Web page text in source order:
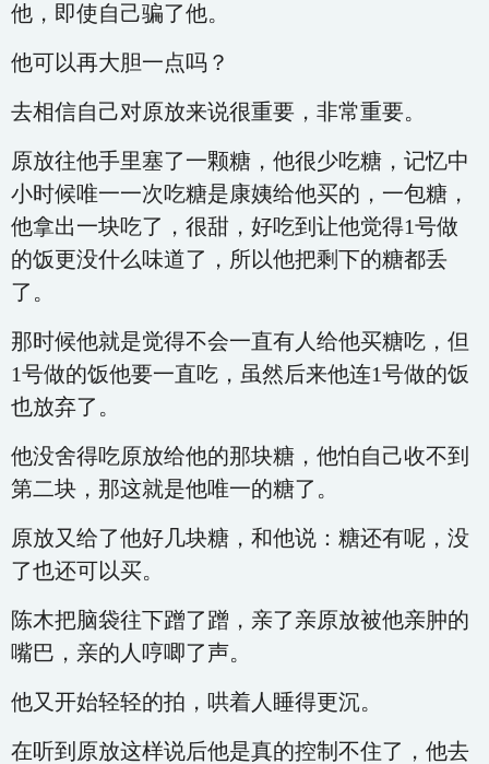
他，即使自己骗了他。
他可以再大胆一点吗？
去相信自己对原放来说很重要，非常重要。
原放往他手里塞了一颗糖，他很少吃糖，记忆中
小时候唯一一次吃糖是康姨给他买的，一包糖，
他拿出一块吃了，很甜，好吃到让他觉得1号做
的饭更没什么味道了，所以他把剩下的糖都丢
了。
那时候他就是觉得不会一直有人给他买糖吃，但
1号做的饭他要一直吃，虽然后来他连1号做的饭
也放弃了。
他没舍得吃原放给他的那块糖，他怕自己收不到
第二块，那这就是他唯一的糖了。
原放又给了他好几块糖，和他说：糖还有呢，没
了也还可以买。
陈木把脑袋往下蹭了蹭，亲了亲原放被他亲肿的
嘴巴，亲的人哼唧了声。
他又开始轻轻的拍，哄着人睡得更沉。
在听到原放这样说后他是真的控制不住了，他去